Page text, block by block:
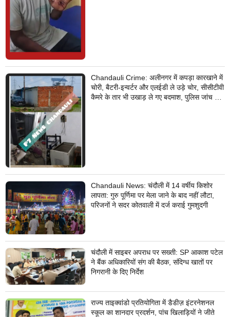
Chandauli Crime: अलीनगर में कपड़ा कारखाने में
चोरी, बैटरी-इन्वर्टर और एलईडी ले उड़े चोर, सीसीटीवी
कैमरे के तार भी उखाड़ ले गए बदमाश, पुलिस जांच में
Chandauli News: चंदौली में 14 वर्षीय किशोर
लापता: गुरु पूर्णिमा पर मेला जाने के बाद नहीं लौटा,
परिजनों ने सदर कोतवाली में दर्ज कराई गुमशुदगी
चंदौली में साइबर अपराध पर सख्ती: SP आकाश पटेल
ने बैंक अधिकारियों संग की बैठक, संदिग्ध खातों पर
निगरानी के दिए निर्देश
राज्य ताइक्वांडो प्रतियोगिता में डैडीज़ इंटरनेशनल
स्कूल का शानदार प्रदर्शन, पांच खिलाड़ियों ने जीते